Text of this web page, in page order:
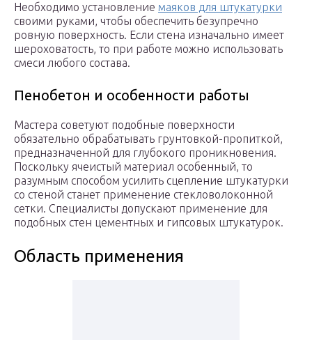
Необходимо установление маяков для штукатурки
своими руками, чтобы обеспечить безупречно
ровную поверхность. Если стена изначально имеет
шероховатость, то при работе можно использовать
смеси любого состава.
Пенобетон и особенности работы
Мастера советуют подобные поверхности
обязательно обрабатывать грунтовкой-пропиткой,
предназначенной для глубокого проникновения.
Поскольку ячеистый материал особенный, то
разумным способом усилить сцепление штукатурки
со стеной станет применение стекловолоконной
сетки. Специалисты допускают применение для
подобных стен цементных и гипсовых штукатурок.
Область применения